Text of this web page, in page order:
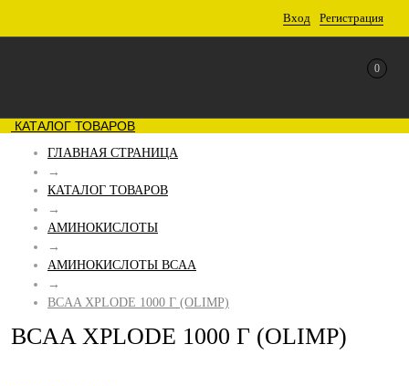
Вход Регистрация
0
КАТАЛОГ ТОВАРОВ
ГЛАВНАЯ СТРАНИЦА
→
КАТАЛОГ ТОВАРОВ
→
АМИНОКИСЛОТЫ
→
АМИНОКИСЛОТЫ BCAA
→
BCAA XPLODE 1000 Г (OLIMP)
BCAA XPLODE 1000 Г (OLIMP)